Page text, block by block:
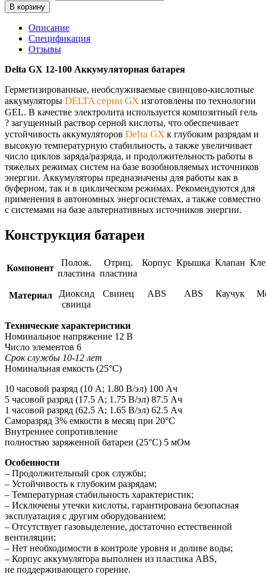
В корзину
Описание
Спецификация
Отзывы
Delta GX 12-100 Аккумуляторная батарея
Герметизированные, необслуживаемые свинцово-кислотные
аккумуляторы DELTA серии GX изготовлены по технологии
GEL. В качестве электролита используется композитный гель
? загущенный раствор серной кислоты, что обеспечивает
устойчивость аккумуляторов Delta GX к глубоким разрядам и
высокую температурную стабильность, а также увеличивает
число циклов заряда/разряда, и продолжительность работы в
тяжелых режимах систем на базе возобновляемых источников
энергии. Аккумуляторы предназначены для работы как в
буферном, так и в циклическом режимах. Рекомендуются для
применения в автономных энергосистемах, а также совместно
с системами на базе альтернативных источников энергии.
Конструкция батареи
Компонент
Полож.
пластина
Отриц.
пластина
Корпус Крышка Клапан
Материал
Диоксид
свинца
Свинец ABS ABS Каучук
Технические характеристики
Номинальное напряжение 12 В
Число элементов 6
Срок службы 10-12 лет
Номинальная емкость (25°С)
10 часовой разряд (10 А; 1.80 В/эл) 100 Ач
5 часовой разряд (17.5 А; 1.75 В/эл) 87.5 Ач
1 часовой разряд (62.5 А; 1.65 В/эл) 62.5 Ач
Саморазряд 3% емкости в месяц при 20°С
Внутреннее сопротивление
полностью заряженной батареи (25°С) 5 мОм
Особенности
– Продолжительный срок службы;
– Устойчивость к глубоким разрядам;
– Температурная стабильность характеристик;
– Исключены утечки кислоты, гарантирована безопасная
эксплуатация с другим оборудованием;
– Отсутствует газовыделение, достаточно естественной
вентиляции;
– Нет необходимости в контроле уровня и доливе воды;
– Корпус аккумулятора выполнен из пластика ABS,
не поддерживающего горение.